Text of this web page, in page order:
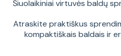
Šiuolaikiniai virtuvės baldų
Atraskite praktiškus
kompaktiškais baldais ir